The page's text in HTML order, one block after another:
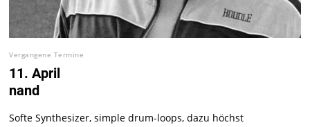
Vergangene Termine
11. April
nand
Softe Synthesizer, simple drum-loops, dazu höchst